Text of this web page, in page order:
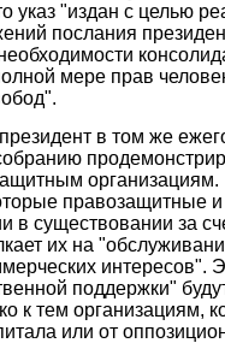
указ "издан с целью
послания
мере прав
в том же
правозащитные
в существовании за
их на
интересов".
поддержки"
к тем организациям,
или от